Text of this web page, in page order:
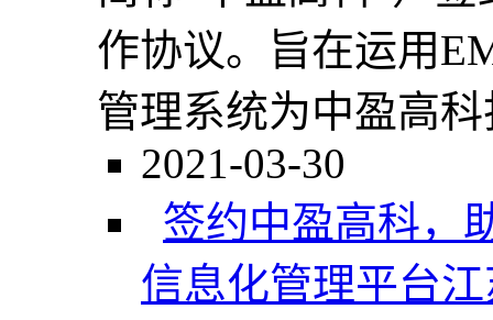
作协议。旨在运用
管理系统为中盈高
2021-03-30
签约中盈高科，
信息化管理平台